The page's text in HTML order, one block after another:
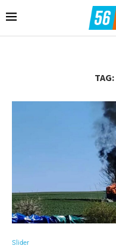
TAG:
Slider